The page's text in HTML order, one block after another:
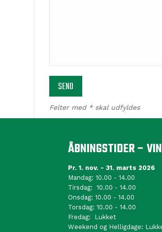
Felter med * skal udfyldes
ÅBNINGSTIDER –
Pr. 1. nov. - 31. marts 2026
Mandag: 10.00 - 14.00
Tirsdag: 10.00 - 14.00
Onsdag: 10.00 - 14.00
Torsdag: 10.00 - 14.00
Fredag: Lukket
Weekend og Helligdage: